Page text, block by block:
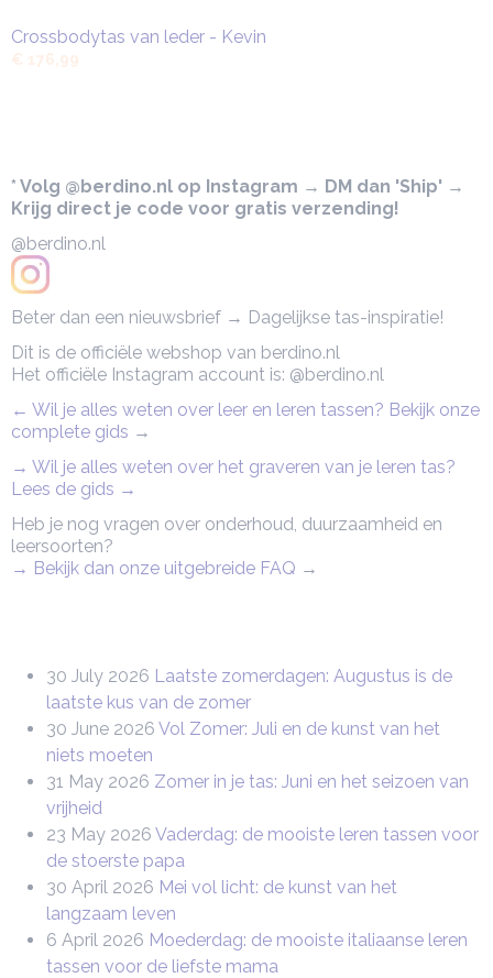
Crossbodytas van leder - Kevin
€ 176,99
* Volg @berdino.nl op Instagram → DM dan 'Ship' →
Krijg direct je code voor gratis verzending!
@berdino.nl
Beter dan een nieuwsbrief → Dagelijkse tas-inspiratie!
Dit is de officiële webshop van berdino.nl
Het officiële Instagram account is: @berdino.nl
← Wil je alles weten over leer en leren tassen? Bekijk onze
complete gids →
→ Wil je alles weten over het graveren van je leren tas?
Lees de gids →
Heb je nog vragen over onderhoud, duurzaamheid en
leersoorten?
→ Bekijk dan onze uitgebreide FAQ →
30 July 2026 Laatste zomerdagen: Augustus is de
laatste kus van de zomer
30 June 2026 Vol Zomer: Juli en de kunst van het
niets moeten
31 May 2026 Zomer in je tas: Juni en het seizoen van
vrijheid
23 May 2026 Vaderdag: de mooiste leren tassen voor
de stoerste papa
30 April 2026 Mei vol licht: de kunst van het
langzaam leven
6 April 2026 Moederdag: de mooiste italiaanse leren
tassen voor de liefste mama